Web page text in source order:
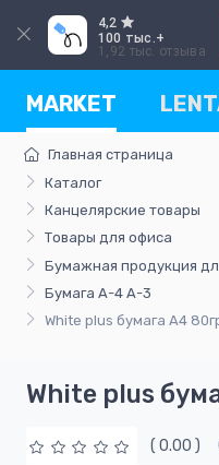
4,2
100 тыс.+
1,92 тыс. отзыва
MARKET
Главная страница
Каталог
Канцелярские товары
Товары для офиса
Бумажная продукция
Бумага А-4 А-3
White plus бумага A4
White plus
( 0.00 )